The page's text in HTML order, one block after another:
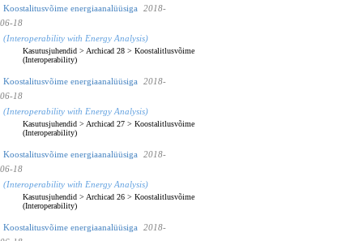
Koostalitusvõime energiaanalüüsiga
2018-
06-18
(Interoperability with Energy Analysis)
Kasutusjuhendid > Archicad 28 > Koostalitlusvõime
(Interoperability)
Koostalitusvõime energiaanalüüsiga
2018-
06-18
(Interoperability with Energy Analysis)
Kasutusjuhendid > Archicad 27 > Koostalitlusvõime
(Interoperability)
Koostalitusvõime energiaanalüüsiga
2018-
06-18
(Interoperability with Energy Analysis)
Kasutusjuhendid > Archicad 26 > Koostalitlusvõime
(Interoperability)
Koostalitusvõime energiaanalüüsiga
2018-